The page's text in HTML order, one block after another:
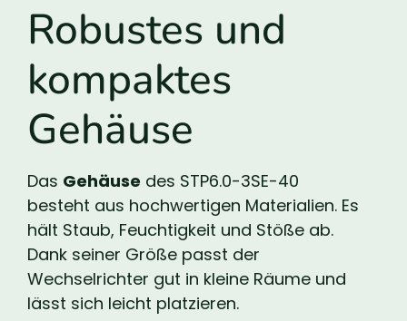
Robustes und
kompaktes
Gehäuse
Das Gehäuse des STP6.0-3SE-40
besteht aus hochwertigen Materialien. Es
hält Staub, Feuchtigkeit und Stöße ab.
Dank seiner Größe passt der
Wechselrichter gut in kleine Räume und
lässt sich leicht platzieren.